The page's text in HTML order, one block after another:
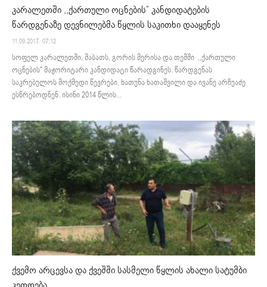
კარალეთში ,,ქართული ოცნების” კანდიდატების
წარდგენაზე დევნილებმა წყლის საკითხი დააყენეს
11.09.2017. 07:12
სოფელ კარალეთში, შაბათს, გორის მერისა და თემში ,,ქართული
ოცნების" მაჟორიტარი კანდიდატი წარადგინეს. წარდგენას
საკრებულოს მოქმედი წევრები, ხათუნა ხათაშვილი და ივანე არჩუაძე
ესწრებოდნენ. ისინი 2014 წლის...
ქვემო არცევსა და ქვეშში სასმელი წყლის ახალი სატუმბი